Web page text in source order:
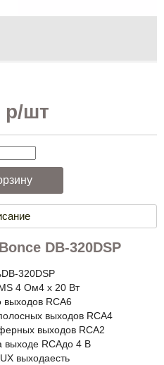
р/шт
DB-320DSP
DB-320DSP
4 Ом4 x 20 Вт
выходов RCA6
выходов RCA4
выходов RCA2
выходе RCAдо 4 В
выходаесть